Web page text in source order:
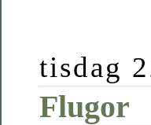
tisdag
Flugor